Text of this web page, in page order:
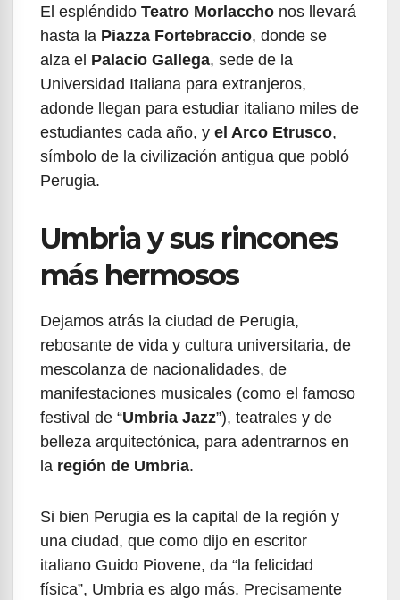
El espléndido Teatro Morlaccho nos llevará
hasta la Piazza Fortebraccio, donde se
alza el Palacio Gallega, sede de la
Universidad Italiana para extranjeros,
adonde llegan para estudiar italiano miles de
estudiantes cada año, y el Arco Etrusco,
símbolo de la civilización antigua que pobló
Perugia.
Umbria y sus rincones
más hermosos
Dejamos atrás la ciudad de Perugia,
rebosante de vida y cultura universitaria, de
mescolanza de nacionalidades, de
manifestaciones musicales (como el famoso
festival de “Umbria Jazz”), teatrales y de
belleza arquitectónica, para adentrarnos en
la región de Umbria.
Si bien Perugia es la capital de la región y
una ciudad, que como dijo en escritor
italiano Guido Piovene, da “la felicidad
física”, Umbria es algo más. Precisamente